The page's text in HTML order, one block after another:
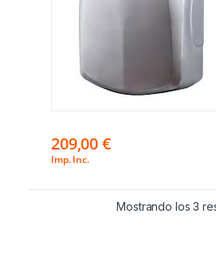
209,00€
Imp. Inc.
Mostrando los 3